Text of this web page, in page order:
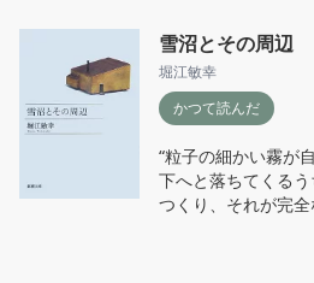
雪沼とその周辺
堀江敏幸
かつて読んだ
“粒子の細かい霧が
下へと落ちてくる
つくり、それが完